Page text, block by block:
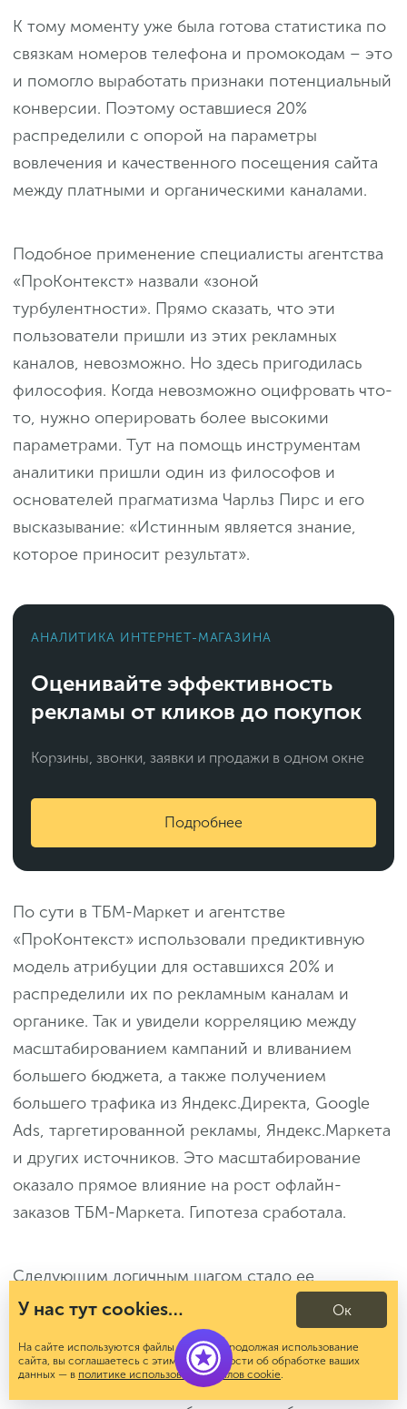
К тому моменту уже была готова статистика по
связкам номеров телефона и промокодам – это
и помогло выработать признаки потенциальный
конверсии. Поэтому оставшиеся 20%
распределили с опорой на параметры
вовлечения и качественного посещения сайта
между платными и органическими каналами.
Подобное применение специалисты агентства
«ПроКонтекст» назвали «зоной
турбулентности». Прямо сказать, что эти
пользователи пришли из этих рекламных
каналов, невозможно. Но здесь пригодилась
философия. Когда невозможно оцифровать что-
то, нужно оперировать более высокими
параметрами. Тут на помощь инструментам
аналитики пришли один из философов и
основателей прагматизма Чарльз Пирс и его
высказывание: «Истинным является знание,
которое приносит результат».
АНАЛИТИКА ИНТЕРНЕТ-МАГАЗИНА
Оценивайте эффективность
рекламы от кликов до покупок
Корзины, звонки, заявки и продажи в одном окне
Подробнее
По сути в ТБМ-Маркет и агентстве
«ПроКонтекст» использовали предиктивную
модель атрибуции для оставшихся 20% и
распределили их по рекламным каналам и
органике. Так и увидели корреляцию между
масштабированием кампаний и вливанием
большего бюджета, а также получением
большего трафика из Яндекс.Директа, Google
Ads, таргетированной рекламы, Яндекс.Маркета
и других источников. Это масштабирование
оказало прямое влияние на рост офлайн-
заказов ТБМ-Маркета. Гипотеза сработала.
Следующим логичным шагом стало ее
усложнение с более комплексным анализом
когорт и корреляций, добавлением новых
параметров с точки зрения сеанса и
пользователей. Поэтому поставили задачу
У нас тут cookies…
На сайте используются файлы cookies. Продолжая использование
сайта, вы соглашаетесь с этим. Подробности об обработке ваших
данных — в политике использования файлов cookie.
Ок